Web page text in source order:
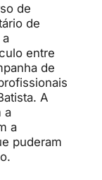
de
de
a
entre
de
A
a
a
puderam